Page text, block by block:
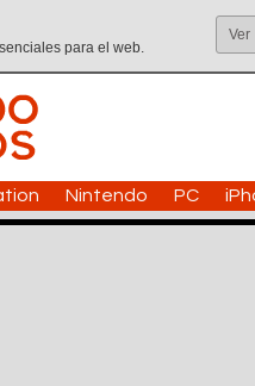
para el web.
Ver
Nintendo PC